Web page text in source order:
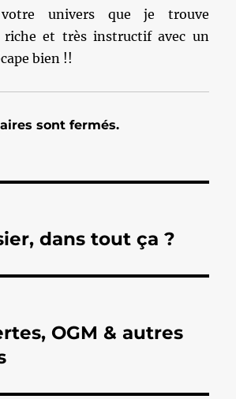
univers que je trouve
et très instructif avec un
bien !!
sont fermés.
dans tout ça ?
OGM & autres